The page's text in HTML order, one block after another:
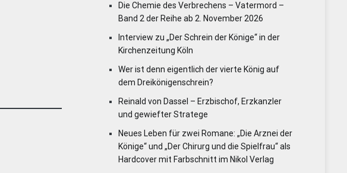
Die Chemie des Verbrechens – Vatermord –
Band 2 der Reihe ab 2. November 2026
Interview zu „Der Schrein der Könige“ in der
Kirchenzeitung Köln
Wer ist denn eigentlich der vierte König auf
dem Dreikönigenschrein?
Reinald von Dassel – Erzbischof, Erzkanzler
und gewiefter Stratege
Neues Leben für zwei Romane: „Die Arznei der
Könige“ und „Der Chirurg und die Spielfrau“ als
Hardcover mit Farbschnitt im Nikol Verlag